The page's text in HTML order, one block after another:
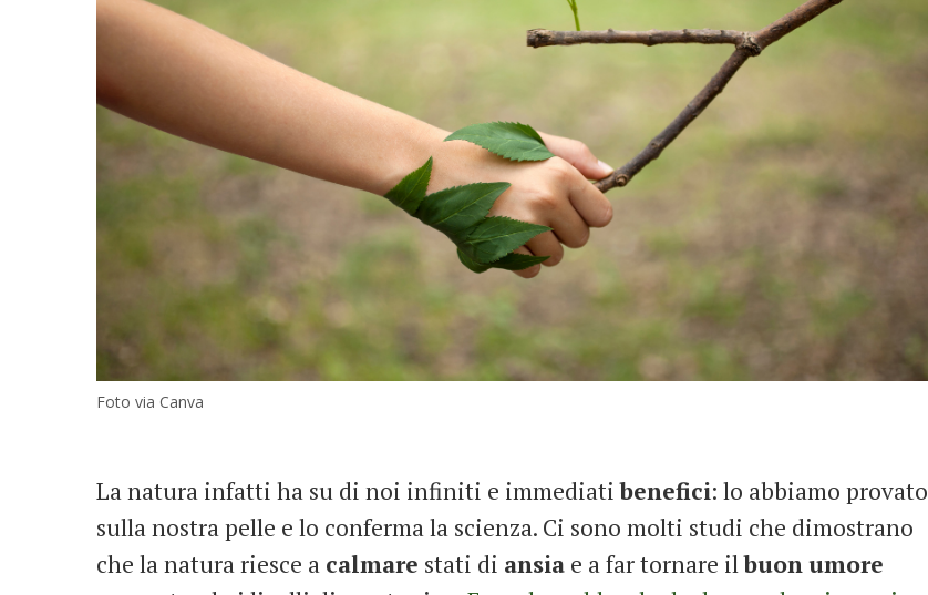
Foto via Canva
La natura infatti ha su di noi infiniti e immediatibenefici: lo abbiamo provato
sulla nostra pelle e lo conferma la scienza. Ci sono molti studi che dimostrano
che la natura riesce a calmare stati di ansia e a far tornare ilbuonumore